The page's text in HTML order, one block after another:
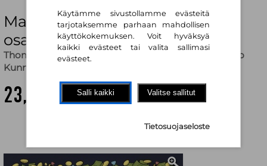
Maailman hurjimmat roistot –
osa 1
Thomas Brunstrøm
Mikko
Kunnas (käänt.)
23,10 €
Käytämme sivustollamme evästeitä
tarjotaksemme parhaan mahdollisen
käyttökokemuksen. Voit hyväksyä
kaikki evästeet tai valita sallimasi
evästeet.
Salli kaikki Valitse sallitut
Tietosuojaseloste